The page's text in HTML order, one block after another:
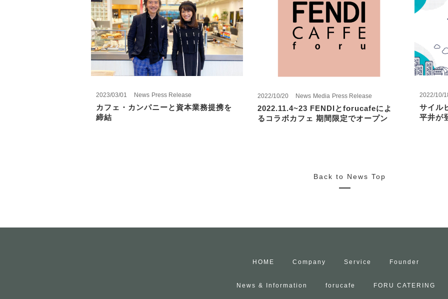
2023/03/01 News Press Release
カフェ・カンパニーと資本業務提携を
締結
2022/10/20 News Media Press Release
2022.11.4~23 FENDIとforucafeによ
るコラボカフェ 期間限定でオープン
2022/10/
サイル
平井が
Back to News Top
HOME Company Service Founder
News & Information forucafe FORU CATERING